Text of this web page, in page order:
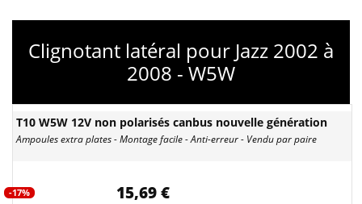
Clignotant latéral pour Jazz 2002 à
2008 - W5W
T10 W5W 12V non polarisés canbus nouvelle génération
Ampoules extra plates - Montage facile - Anti-erreur - Vendu par paire
-17% 15,69 €